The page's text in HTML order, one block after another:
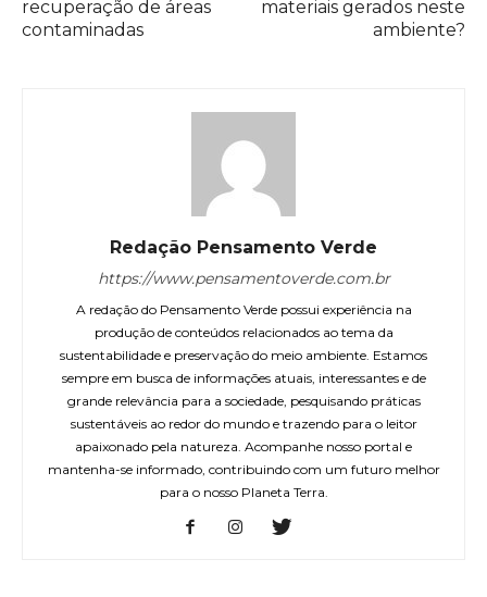
recuperação de áreas
contaminadas
materiais gerados neste
ambiente?
Redação Pensamento Verde
https://www.pensamentoverde.com.br
A redação do Pensamento Verde possui experiência na
produção de conteúdos relacionados ao tema da
sustentabilidade e preservação do meio ambiente. Estamos
sempre em busca de informações atuais, interessantes e de
grande relevância para a sociedade, pesquisando práticas
sustentáveis ao redor do mundo e trazendo para o leitor
apaixonado pela natureza. Acompanhe nosso portal e
mantenha-se informado, contribuindo com um futuro melhor
para o nosso Planeta Terra.